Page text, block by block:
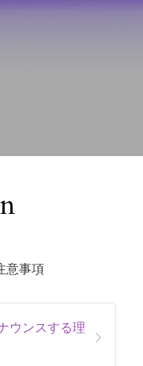
意事項
ウンスする理